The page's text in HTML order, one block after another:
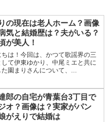
の現在は老人ホーム？画像
気と結婚歴は？夫がいる？
が美人！
ちは！今回は、かつて歌謡界の三
して伊東ゆかり、中尾ミエと共に
園まりさんについて、...
郎の自宅が青葉台3丁目で
オ？画像は？実家がパン
がえりで結婚は